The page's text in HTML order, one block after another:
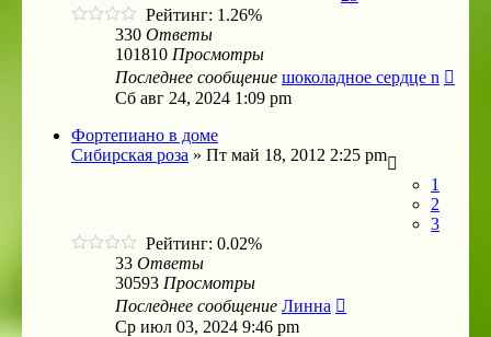
Рейтинг: 1.26%
330 Ответы
101810 Просмотры
Последнее сообщение шоколадное сердце n
Сб авг 24, 2024 1:09 pm
Фортепиано в доме
Сибирская роза » Пт май 18, 2012 2:25 pm
1
2
3
Рейтинг: 0.02%
33 Ответы
30593 Просмотры
Последнее сообщение Линна
Ср июл 03, 2024 9:46 pm